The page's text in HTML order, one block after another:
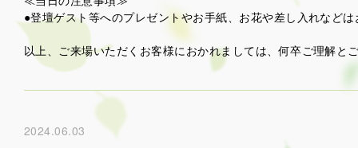
●登壇ゲスト等へのプレゼントやお手紙、お花や差し入れなど
以上、ご来場いただくお客様におかれましては、何卒ご理解と
2024.06.03